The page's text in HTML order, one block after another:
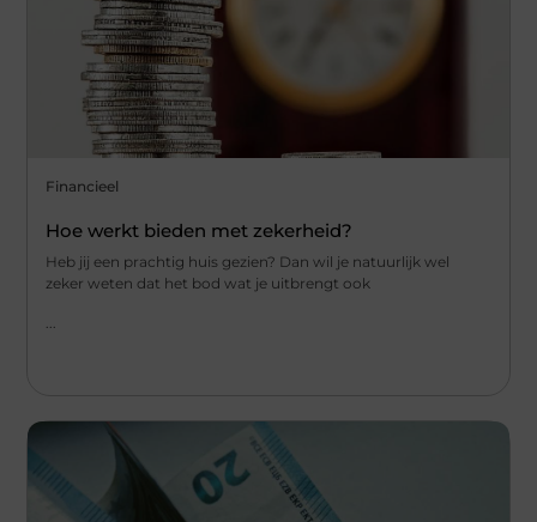
Financieel
Hoe werkt bieden met zekerheid?
Heb jij een prachtig huis gezien? Dan wil je natuurlijk wel
zeker weten dat het bod wat je uitbrengt ook